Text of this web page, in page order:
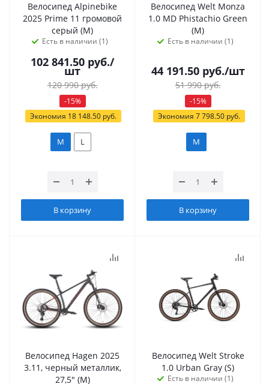
Велосипед Alpinebike
2025 Prime 11 громовой
серый (M)
Есть в наличии (1)
102 841.50 руб./
шт
120 990руб.
-15%
Экономия 18 148.50 руб.
M L
В корзину
Велосипед Welt Monza
1.0 MD Phistachio Green
(M)
Есть в наличии (1)
44 191.50руб./шт
51 990руб.
-15%
Экономия 7 798.50руб.
M
В корзину
Велосипед Hagen 2025
3.11, черный металлик,
27,5" (M)
Велосипед Welt Stroke
1.0 Urban Gray (S)
Есть в наличии (1)